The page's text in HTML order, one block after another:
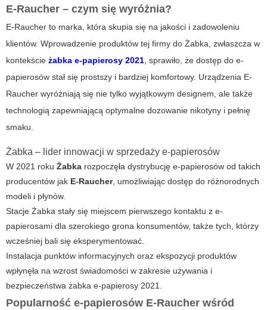
E-Raucher – czym się wyróżnia?
E-Raucher to marka, która skupia się na jakości i zadowoleniu
klientów. Wprowadzenie produktów tej firmy do Żabka, zwłaszcza w
kontekście żabka e-papierosy 2021, sprawiło, że dostęp do e-
papierosów stał się prostszy i bardziej komfortowy. Urządzenia E-
Raucher wyróżniają się nie tylko wyjątkowym designem, ale także
technologią zapewniającą optymalne dozowanie nikotyny i pełnię
smaku.
Żabka – lider innowacji w sprzedaży e-papierosów
W 2021 roku Żabka rozpoczęła dystrybucję e-papierosów od takich
producentów jak E-Raucher, umożliwiając dostęp do różnorodnych
modeli i płynów.
Stacje Żabka stały się miejscem pierwszego kontaktu z e-
papierosami dla szerokiego grona konsumentów, także tych, którzy
wcześniej bali się eksperymentować.
Instalacja punktów informacyjnych oraz ekspozycji produktów
wpłynęła na wzrost świadomości w zakresie używania i
bezpieczeństwa żabka e-papierosy 2021.
Popularność e-papierosów E-Raucher wśród